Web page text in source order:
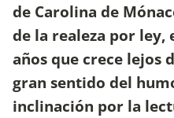
de Carolina de
de la realeza por ley,
años que crece lejos
gran sentido del
inclinación por la